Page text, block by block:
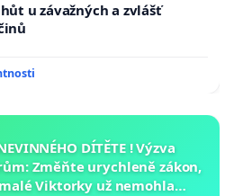
u závažných a zvlášť
DÍTĚTE ! Výzva
Změňte urychleně zákon,
Viktorky už nemohla